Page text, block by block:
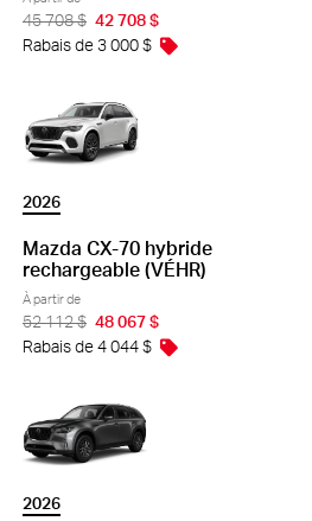
45 708 $ 42 708 $
Rabais de 3 000 $
2026
Mazda CX-70 hybride
rechargeable (VÉHR)
À partir de
52 112 $ 48 067 $
Rabais de 4 044 $
2026